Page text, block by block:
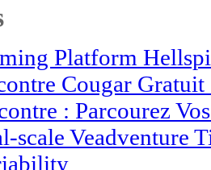
Platform
Cougar
: Parcourez
scale Veadventure